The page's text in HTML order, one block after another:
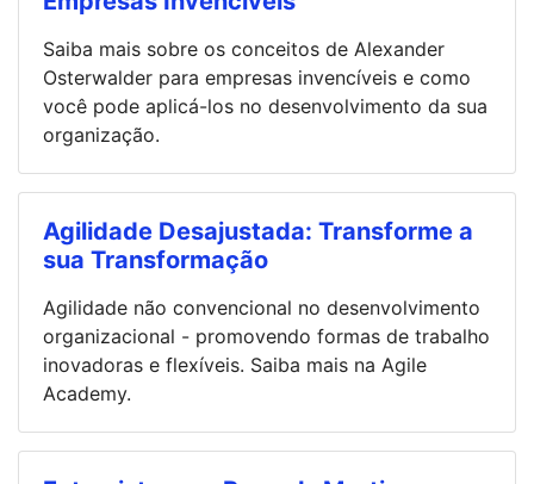
Saiba mais sobre os conceitos de Alexander
Osterwalder para empresas invencíveis e como
você pode aplicá-los no desenvolvimento da sua
organização.
Agilidade Desajustada: Transforme a
sua Transformação
Agilidade não convencional no desenvolvimento
organizacional - promovendo formas de trabalho
inovadoras e flexíveis. Saiba mais na Agile
Academy.